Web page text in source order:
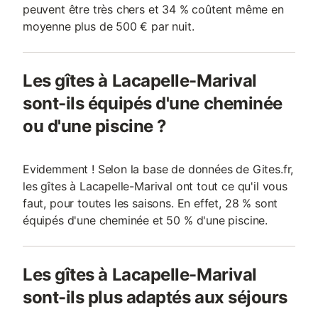
peuvent être très chers et 34 % coûtent même en
moyenne plus de 500 € par nuit.
Les gîtes à Lacapelle-Marival
sont-ils équipés d'une cheminée
ou d'une piscine ?
Evidemment ! Selon la base de données de Gites.fr,
les gîtes à Lacapelle-Marival ont tout ce qu'il vous
faut, pour toutes les saisons. En effet, 28 % sont
équipés d'une cheminée et 50 % d'une piscine.
Les gîtes à Lacapelle-Marival
sont-ils plus adaptés aux séjours